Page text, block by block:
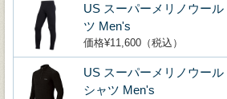
US スーパーメリノウール
ツ Men's
価格¥11,600（税込）
US スーパーメリノウール
シャツ Men's